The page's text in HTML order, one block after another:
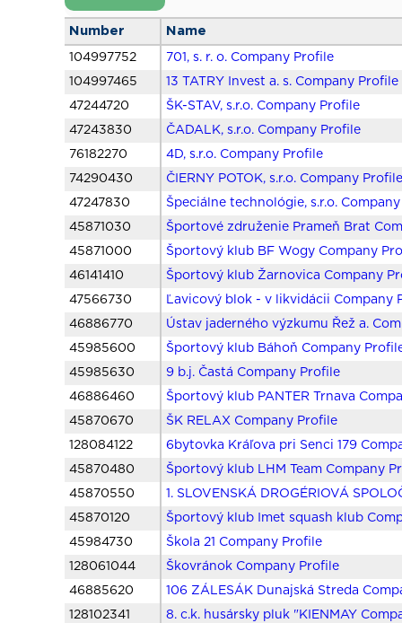
Number Name
104997752
701, s. r. o. Company Profile
104997465
13 TATRY Invest a. s. Company Profile
47244720
ŠK-STAV, s.r.o. Company Profile
47243830
ČADALK, s.r.o. Company Profile
76182270
4D, s.r.o. Company Profile
74290430
ČIERNY POTOK, s.r.o. Company
47247830
Špeciálne technológie, s.r.o.
45871030
Športové združenie Prameň Brat
45871000
Športový klub BF Wogy Company
46141410
Športový klub Žarnovica Company
47566730
Ľavicový blok - v likvidácii Company
46886770
Ústav jaderného výzkumu Řež a.
45985600
Športový klub Báhoň Company
45985630
9 b.j. Častá Company Profile
46886460
Športový klub PANTER Trnava
45870670
ŠK RELAX Company Profile
128084122
6bytovka Kráľova pri Senci 179
45870480
Športový klub LHM Team Company
45870550
1. SLOVENSKÁ DROGÉRIOVÁ
45870120
Športový klub Imet squash klub
45984730
Škola 21 Company Profile
128061044
Škovránok Company Profile
46885620
106 ZÁLESÁK Dunajská Streda
128102341
8. c.k. husársky pluk "KIENMAY